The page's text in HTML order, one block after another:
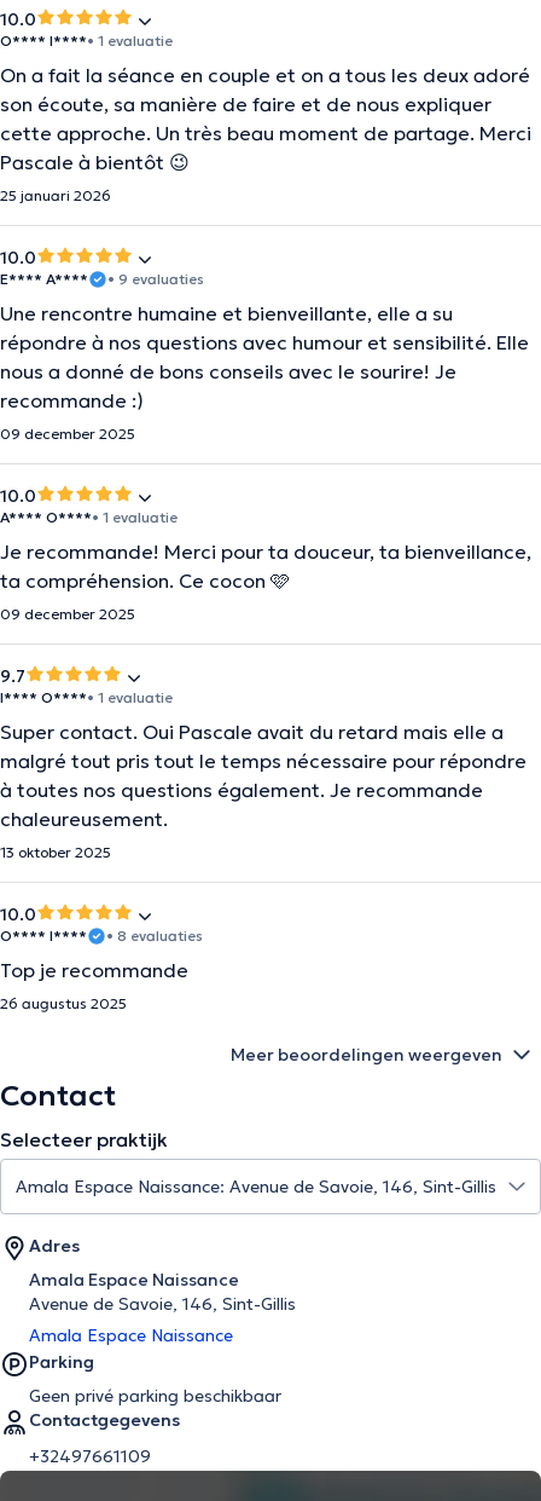
10.0
O**** I****• 1 evaluatie
On a fait la séance en couple et on a tous les deux adoré
son écoute, sa manière de faire et de nous expliquer
cette approche. Un très beau moment de partage. Merci
Pascale à bientôt 😉
25 januari 2026
10.0
E**** A**** • 9 evaluaties
Une rencontre humaine et bienveillante, elle a su
répondre à nos questions avec humour et sensibilité. Elle
nous a donné de bons conseils avec le sourire! Je
recommande :)
09 december 2025
10.0
A**** O****• 1 evaluatie
Je recommande! Merci pour ta douceur, ta bienveillance,
ta compréhension. Ce cocon 🩷
09 december 2025
9.7
I**** O****• 1 evaluatie
Super contact. Oui Pascale avait du retard mais elle a
malgré tout pris tout le temps nécessaire pour répondre
à toutes nos questions également. Je recommande
chaleureusement.
13 oktober 2025
10.0
O**** I**** • 8 evaluaties
Top je recommande
26 augustus 2025
Meer beoordelingen weergeven
Contact
Selecteer praktijk
Adres
Amala Espace Naissance
Avenue de Savoie, 146, Sint-Gillis
Amala Espace Naissance
Parking
Geen privé parking beschikbaar
Contactgegevens
+32497661109